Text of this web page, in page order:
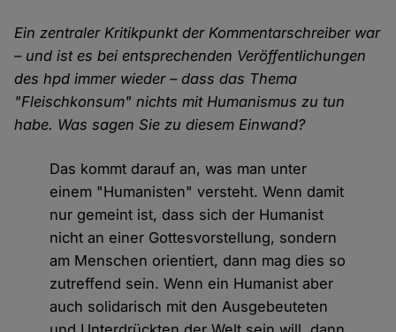
Ein zentraler Kritikpunkt der Kommentarschreiber war
– und ist es bei entsprechenden Veröffentlichungen
des hpd immer wieder – dass das Thema
"Fleischkonsum" nichts mit Humanismus zu tun
habe. Was sagen Sie zu diesem Einwand?
Das kommt darauf an, was man unter
einem "Humanisten" versteht. Wenn damit
nur gemeint ist, dass sich der Humanist
nicht an einer Gottesvorstellung, sondern
am Menschen orientiert, dann mag dies so
zutreffend sein. Wenn ein Humanist aber
auch solidarisch mit den Ausgebeuteten